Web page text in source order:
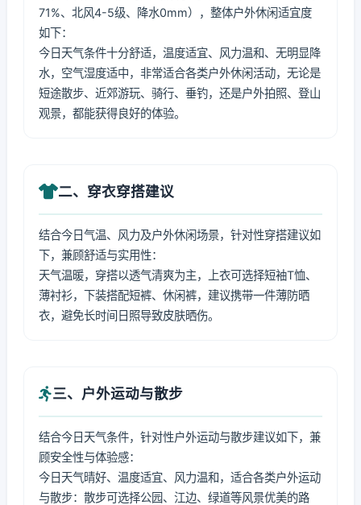
71%、北风4-5级、降水0mm），整体户外休闲适宜度
如下：
今日天气条件十分舒适，温度适宜、风力温和、无明显降
水，空气湿度适中，非常适合各类户外休闲活动，无论是
短途散步、近郊游玩、骑行、垂钓，还是户外拍照、登山
观景，都能获得良好的体验。
二、穿衣穿搭建议
结合今日气温、风力及户外休闲场景，针对性穿搭建议如
下，兼顾舒适与实用性：
天气温暖，穿搭以透气清爽为主，上衣可选择短袖T恤、
薄衬衫，下装搭配短裤、休闲裤，建议携带一件薄防晒
衣，避免长时间日照导致皮肤晒伤。
三、户外运动与散步
结合今日天气条件，针对性户外运动与散步建议如下，兼
顾安全性与体验感：
今日天气晴好、温度适宜、风力温和，适合各类户外运动
与散步：散步可选择公园、江边、绿道等风景优美的路